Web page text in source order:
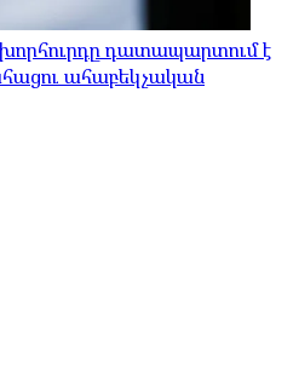
դատապարտում է
ահաբեկչական